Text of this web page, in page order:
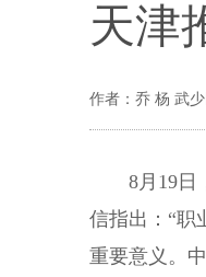
天津
作者：乔 杨 武
8月19日，
信指出：“职
重要意义。